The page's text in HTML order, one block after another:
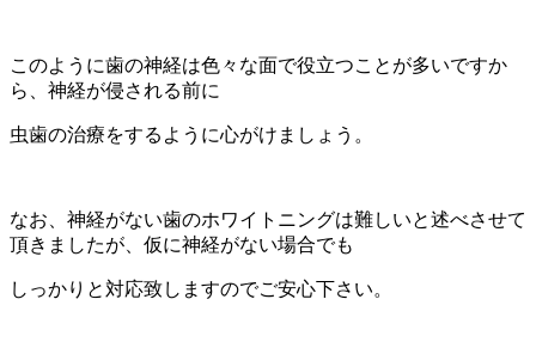
このように歯の神経は色々な面で役立つことが多いですか
ら、神経が侵される前に
虫歯の治療をするように心がけましょう。
なお、神経がない歯のホワイトニングは難しいと述べさせて
頂きましたが、仮に神経がない場合でも
しっかりと対応致しますのでご安心下さい。